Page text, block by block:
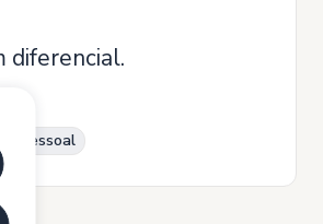
diferencial.